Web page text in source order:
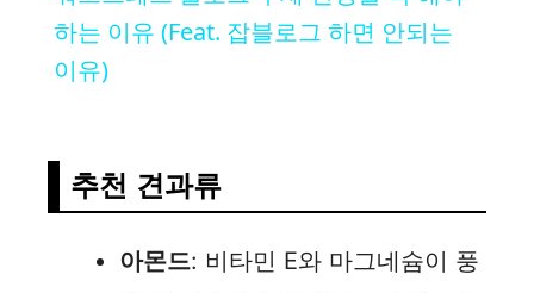
a
i
하는 이유 (Feat. 잡블로그 하면 안되는
이유)
추천 견과류
아몬드: 비타민 E와 마그네슘이 풍